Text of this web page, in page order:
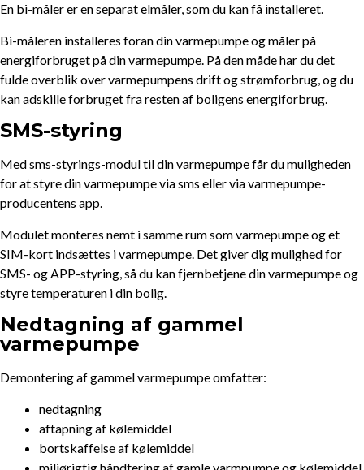
En bi-måler er en separat elmåler, som du kan få installeret.
Bi-måleren installeres foran din varmepumpe og måler på
energiforbruget på din varmepumpe. På den måde har du det
fulde overblik over varmepumpens drift og strømforbrug, og du
kan adskille forbruget fra resten af boligens energiforbrug.
SMS-styring
Med sms-styrings-modul til din varmepumpe får du muligheden
for at styre din varmepumpe via sms eller via varmepumpe-
producentens app.
Modulet monteres nemt i samme rum som varmepumpe og et
SIM-kort indsættes i varmepumpe. Det giver dig mulighed for
SMS- og APP-styring, så du kan fjernbetjene din varmepumpe og
styre temperaturen i din bolig.
Nedtagning af gammel
varmepumpe
Demontering af gammel varmepumpe omfatter:
nedtagning
aftapning af kølemiddel
bortskaffelse af kølemiddel
miljørigtig håndtering af gamle varmpumpe og kølemiddel.